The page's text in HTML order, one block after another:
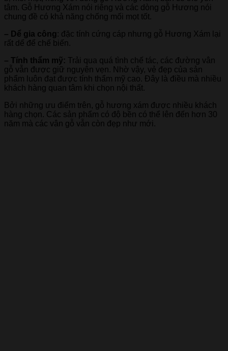
tâm. Gỗ Hương Xám nói riêng và các dòng gỗ Hương nói
chung đề có khả năng chống mối mọt tốt.
– Dể gia công : đặc tính cứng cáp nhưng gỗ Hương Xám lại
rất dể để chế biến.
– Tính thẩm mỹ:
Trải qua quá tình chế tác, các đường vân
gỗ vẫn được giữ nguyên vẹn. Nhờ vậy, vẻ đẹp của sản
phẩm luôn đạt được tính thẩm mỹ cao. Đây là điều mà nhiều
khách hàng quan tâm khi chọn nội thất.
Bởi những ưu điểm trên, gỗ hương xám được nhiều khách
hàng chọn. Các sản phẩm có độ bền có thể lên đến hơn 30
năm mà các vân gỗ vẫn còn đẹp như mới.